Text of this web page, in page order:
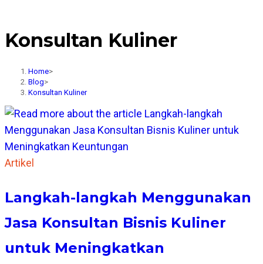
Konsultan Kuliner
Home>
Blog>
Konsultan Kuliner
Artikel
Langkah-langkah Menggunakan
Jasa Konsultan Bisnis Kuliner
untuk Meningkatkan